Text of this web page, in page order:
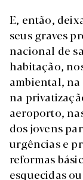
E, então,
seus graves
nacional de
habitação,
ambiental,
na
aeroporto,
dos jovens
urgências e
reformas
esquecidas